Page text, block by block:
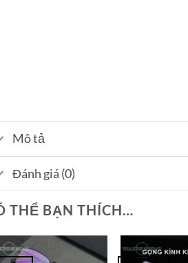
Mô tả
Đánh giá (0)
THỂ BẠN THÍCH…